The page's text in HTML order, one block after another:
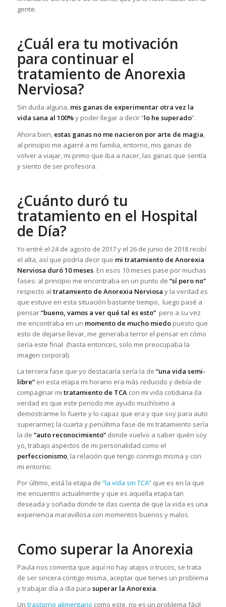
gente.
¿Cuál era tu motivación
para continuar el
tratamiento de Anorexia
Nerviosa?
Sin duda alguna, mis ganas de experimentar otra vez la
vida sana al 100%y poder llegar a decir “lo he superado”.
Ahora bien, estas ganas no me nacieron por arte de magia
al principio me agarré a mi familia, entorno, mis ganas de
volver a viajar, mi primo que iba a nacer, las ganas que sentía
y siento de ser profesora.
¿Cuánto duró tu
tratamiento en el Hospital
de Día?
Yo entré el 24 de agosto de 2017 y el 26 de junio de 2018 recibí
el alta, así que podría decir que mi tratamiento de Anorexia
Nerviosa duró 10 meses. En esos 10 meses pase por muchas
fases: al principio me encontraba en un punto de “sí pero no”
respecto al tratamiento de Anorexia Nerviosa y la verdad es
que estuve en esta situación bastante tiempo, luego pasé a
pensar“bueno, vamos a ver qué tal es esto”pero a su vez
me encontraba en un momento de mucho miedopuesto que
esto de dejarse llevar, me generaba terror el pensar en cómo
sería este final (hasta entonces, solo me preocupaba la
imagen corporal).
La tercera fase que yo destacaría sería la de “una vida semi-
libre”en esta etapa mi horario era más reducido y debía de
compaginar mi tratamiento de TCAcon mi vida cotidiana (la
verdad es que este periodo me ayudo muchísimo a
demostrarme lo fuerte y lo capaz que era y que soy para auto
superarme); la cuarta y penúltima fase de mi tratamiento sería
la de “auto reconocimiento”donde vuelvo a saber quién soy
yo, trabajo aspectos de mi personalidad como el
perfeccionismo, la relación que tengo conmigo misma y con
mi entorno.
Por último, está la etapa de “la vida sin TCA”que es en la que
me encuentro actualmente y que es aquella etapa tan
deseada y soñada donde te das cuenta de que la vida es una
experiencia maravillosa con momentos buenos y malos.
Como superar la Anorexia
Paula nos comenta que aquí no hay atajos o trucos, se trata
de ser sincera contigo misma, aceptar que tienes un problema
y trabajar día a día para superar la Anorexia.
Un trastorno alimentario como este, no es un problema fácil